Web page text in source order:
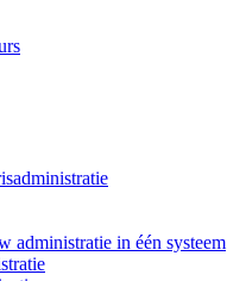
in één systeem